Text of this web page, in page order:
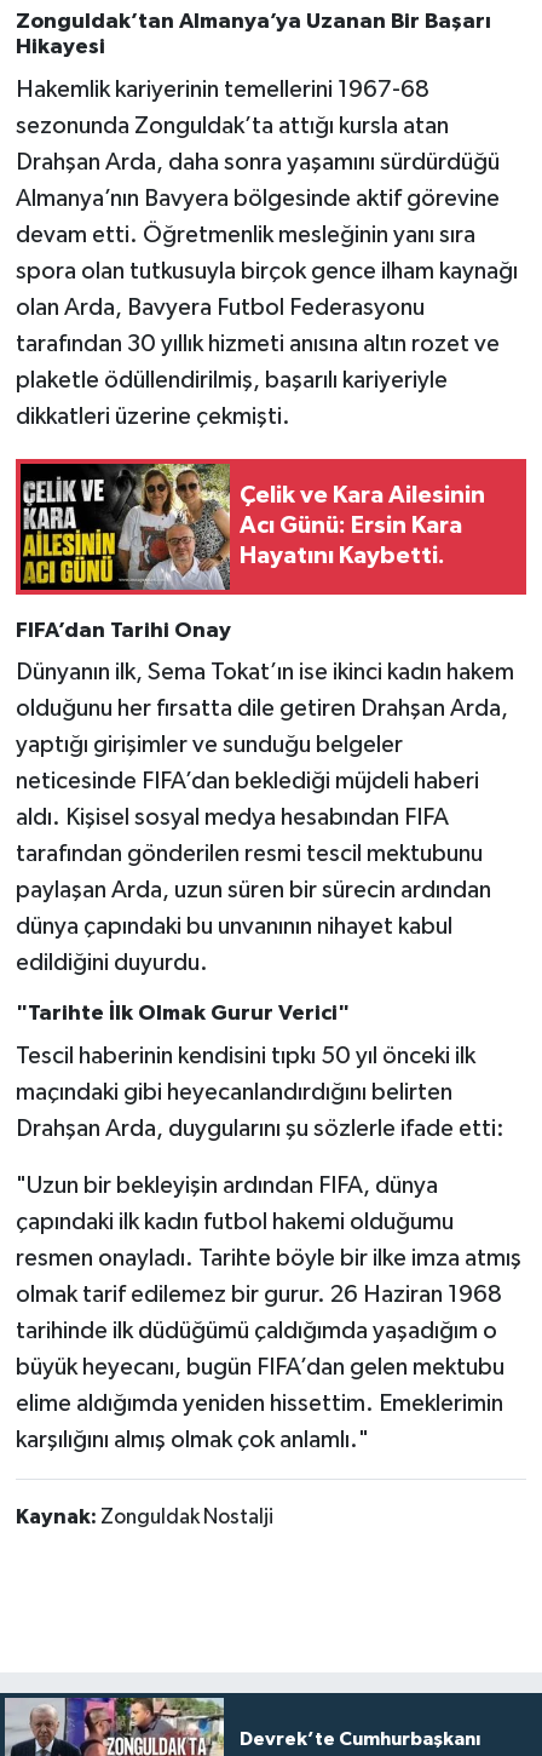
Zonguldak’tan Almanya’ya Uzanan Bir Başarı
Hikayesi
Hakemlik kariyerinin temellerini 1967-68
sezonunda Zonguldak’ta attığı kursla atan
Drahşan Arda, daha sonra yaşamını sürdürdüğü
Almanya’nın Bavyera bölgesinde aktif görevine
devam etti. Öğretmenlik mesleğinin yanı sıra
spora olan tutkusuyla birçok gence ilham kaynağı
olan Arda, Bavyera Futbol Federasyonu
tarafından 30 yıllık hizmeti anısına altın rozet ve
plaketle ödüllendirilmiş, başarılı kariyeriyle
dikkatleri üzerine çekmişti.
Çelik ve Kara Ailesinin
Acı Günü: Ersin Kara
Hayatını Kaybetti.
FIFA’dan Tarihi Onay
Dünyanın ilk, Sema Tokat’ın ise ikinci kadın hakem
olduğunu her fırsatta dile getiren Drahşan Arda,
yaptığı girişimler ve sunduğu belgeler
neticesinde FIFA’dan beklediği müjdeli haberi
aldı. Kişisel sosyal medya hesabından FIFA
tarafından gönderilen resmi tescil mektubunu
paylaşan Arda, uzun süren bir sürecin ardından
dünya çapındaki bu unvanının nihayet kabul
edildiğini duyurdu.
"Tarihte İlk Olmak Gurur Verici"
Tescil haberinin kendisini tıpkı 50 yıl önceki ilk
maçındaki gibi heyecanlandırdığını belirten
Drahşan Arda, duygularını şu sözlerle ifade etti:
"Uzun bir bekleyişin ardından FIFA, dünya
çapındaki ilk kadın futbol hakemi olduğumu
resmen onayladı. Tarihte böyle bir ilke imza atmış
olmak tarif edilemez bir gurur. 26 Haziran 1968
tarihinde ilk düdüğümü çaldığımda yaşadığım o
büyük heyecanı, bugün FIFA’dan gelen mektubu
elime aldığımda yeniden hissettim. Emeklerimin
karşılığını almış olmak çok anlamlı."
Kaynak: Zonguldak Nostalji
Devrek’te Cumhurbaşkanı